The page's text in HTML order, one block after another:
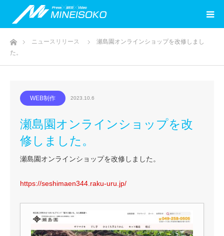
ホームニュースリリース
瀬島園オンラインショップを改修しまし
た。
WEB制作 2023.10.6
瀬島園オンラインショップを改
修しました。
瀬島園オンラインショップを改修しました。
https://seshimaen344.raku-uru.jp/